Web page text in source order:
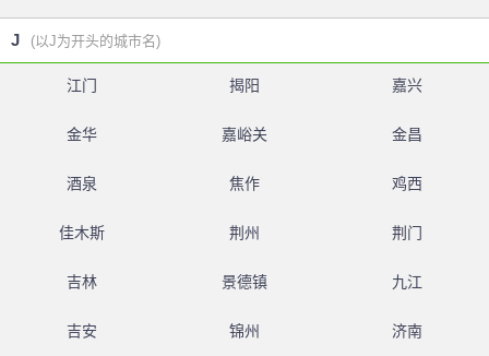
J (以J为开头的城市名)
江门 揭阳 嘉兴
金华 嘉峪关 金昌
酒泉 焦作 鸡西
佳木斯 荆州 荆门
吉林 景德镇 九江
吉安 锦州 济南